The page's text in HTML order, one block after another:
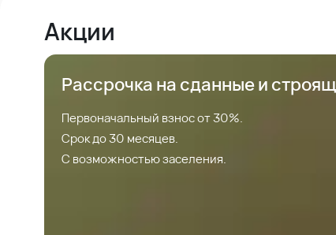
Акции
Рассрочка на сданные и
Первоначальный взнос от 30%.
Срок до 30 месяцев.
С возможностью заселения.